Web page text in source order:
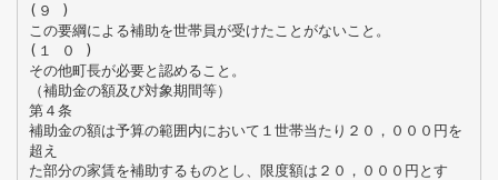
(９ )
この要綱による補助を世帯員が受けたことがないこと。
(１ ０ )
その他町長が必要と認めること。
（補助金の額及び対象期間等）
第４条
補助金の額は予算の範囲内において１世帯当たり２０，０００円を
超え
た部分の家賃を補助するものとし、限度額は２０，０００円とす